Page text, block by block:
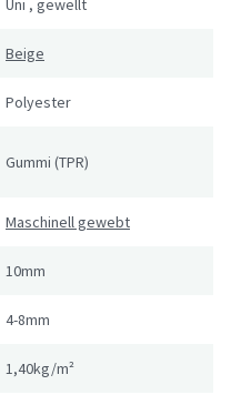
Uni , gewellt
Beige
Polyester
Gummi (TPR)
Maschinell gewebt
10mm
4-8mm
1,40kg/m²